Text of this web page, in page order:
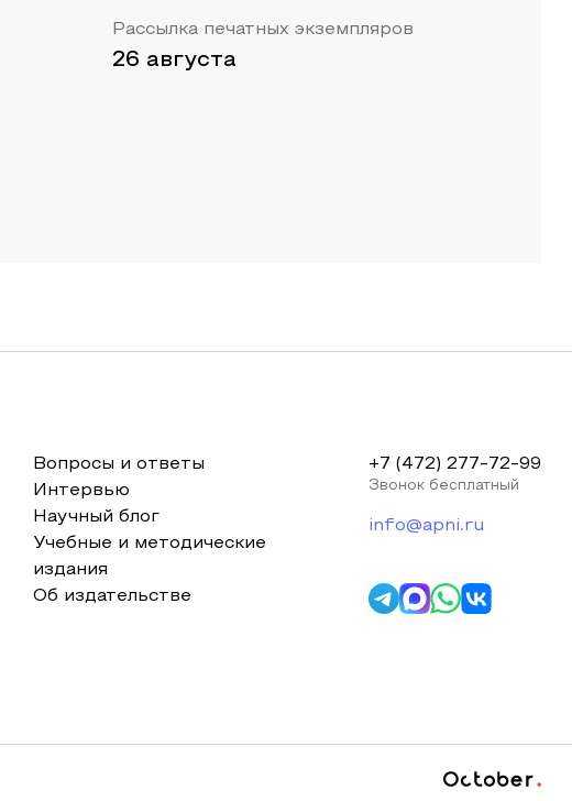
Рассылка печатных экземпляров
26 августа
Вопросы и ответы
Интервью
Научный блог
Учебные и методические
издания
Об издательстве
+7 (472) 277-72-99
Звонок бесплатный
info@apni.ru